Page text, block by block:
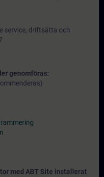
service, driftsätta och
genomföras:
med ABT Site installerat